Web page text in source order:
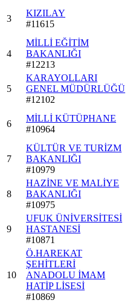
3
KIZILAY
#11615
4
MİLLİ EĞİTİM
BAKANLIĞI
#12213
5
KARAYOLLARI
GENEL MÜDÜRLÜĞÜ
#12102
6
MİLLİ KÜTÜPHANE
#10964
7
KÜLTÜR VE TURİZM
BAKANLIĞI
#10979
8
HAZİNE VE MALİYE
BAKANLIĞI
#10975
9
UFUK ÜNİVERSİTESİ
HASTANESİ
#10871
10
Ö.HAREKAT
ŞEHİTLERİ
ANADOLU İMAM
HATİP LİSESİ
#10869